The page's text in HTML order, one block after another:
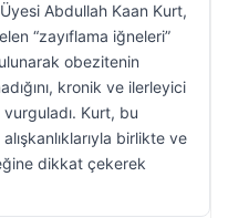
Abdullah Kaan Kurt,
“zayıflama iğneleri”
obezitenin
kronik ve ilerleyici
Kurt, bu
birlikte ve
dikkat çekerek